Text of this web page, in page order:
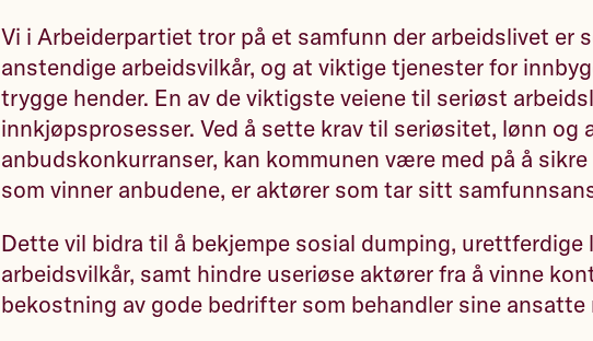
Vi i Arbeiderpartiet tror på et samfunn der arbeidslivet er
anstendige arbeidsvilkår, og at viktige tjenester for
trygge hender. En av de viktigste veiene til seriøst
innkjøpsprosesser. Ved å sette krav til seriøsitet, lønn og
anbudskonkurranser, kan kommunen være med på å
som vinner anbudene, er aktører som tar sitt
Dette vil bidra til å bekjempe sosial dumping, urettferdige
arbeidsvilkår, samt hindre useriøse aktører fra å vinne
bekostning av gode bedrifter som behandler sine